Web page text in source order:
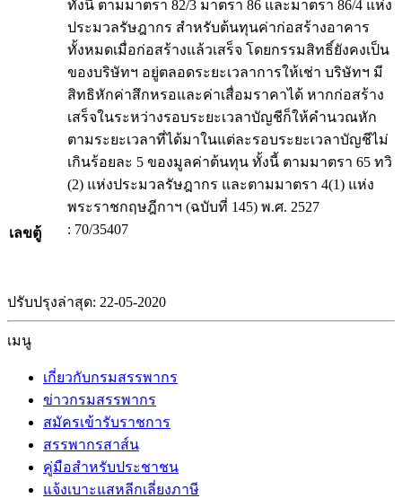
ทั้งนี้ ตามมาตรา 82/3 มาตรา 86 และมาตรา 86/4 แห่ง
ประมวลรัษฎากร สำหรับต้นทุนค่าก่อสร้างอาคาร
ทั้งหมดเมื่อก่อสร้างแล้วเสร็จ โดยกรรมสิทธิ์ยังคงเป็น
ของบริษัทฯ อยู่ตลอดระยะเวลาการให้เช่า บริษัทฯ มี
สิทธิหักค่าสึกหรอและค่าเสื่อมราคาได้ หากก่อสร้าง
เสร็จในระหว่างรอบระยะเวลาบัญชีก็ให้คำนวณหัก
ตามระยะเวลาที่ได้มาในแต่ละรอบระยะเวลาบัญชีไม่
เกินร้อยละ 5 ของมูลค่าต้นทุน ทั้งนี้ ตามมาตรา 65 ทวิ
(2) แห่งประมวลรัษฎากร และตามมาตรา 4(1) แห่ง
พระราชกฤษฎีกาฯ (ฉบับที่ 145) พ.ศ. 2527
เลขตู้
: 70/35407
ปรับปรุงล่าสุด: 22-05-2020
เมนู
เกี่ยวกับกรมสรรพากร
ข่าวกรมสรรพากร
สมัครเข้ารับราชการ
สรรพากรสาส์น
คู่มือสำหรับประชาชน
แจ้งเบาะแสหลีกเลี่ยงภาษี